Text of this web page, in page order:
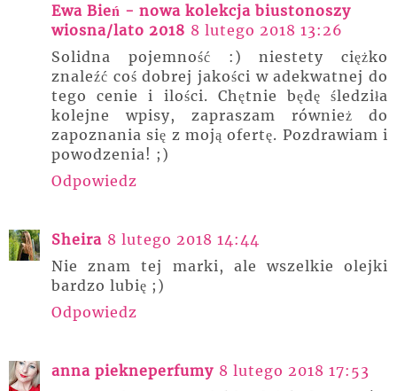
Ewa Bień - nowa kolekcja biustonoszy
wiosna/lato 2018 8 lutego 2018 13:26
Solidna pojemność :) niestety ciężko
znaleźć coś dobrej jakości w adekwatnej do
tego cenie i ilości. Chętnie będę śledziła
kolejne wpisy, zapraszam również do
zapoznania się z moją ofertę. Pozdrawiam i
powodzenia! ;)
Odpowiedz
Sheira 8 lutego 2018 14:44
Nie znam tej marki, ale wszelkie olejki
bardzo lubię ;)
Odpowiedz
anna piekneperfumy 8 lutego 2018 17:53